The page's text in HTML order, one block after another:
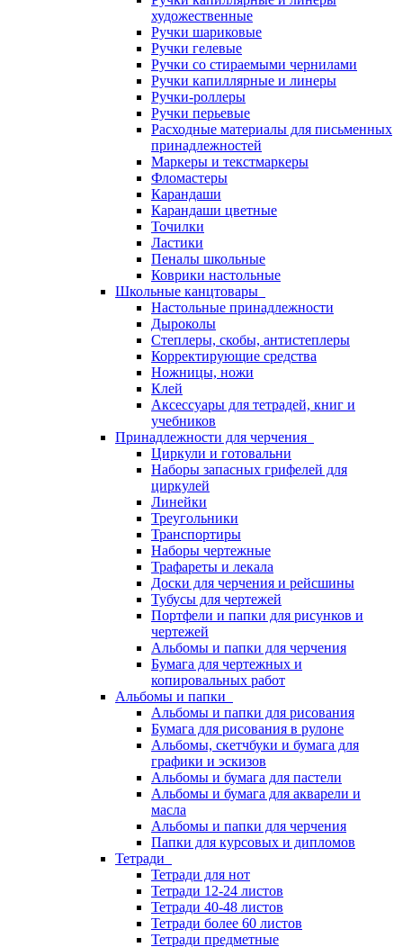
художественные
Ручки шариковые
Ручки гелевые
Ручки со стираемыми чернилами
Ручки капиллярные и линеры
Ручки-роллеры
Ручки перьевые
Расходные материалы для письменных
принадлежностей
Маркеры и текстмаркеры
Фломастеры
Карандаши
Карандаши цветные
Точилки
Ластики
Пеналы школьные
Коврики настольные
Школьные канцтовары
Настольные принадлежности
Дыроколы
Степлеры, скобы, антистеплеры
Корректирующие средства
Ножницы, ножи
Клей
Аксессуары для тетрадей, книг и
учебников
Принадлежности для черчения
Циркули и готовальни
Наборы запасных грифелей для
циркулей
Линейки
Треугольники
Транспортиры
Наборы чертежные
Трафареты и лекала
Доски для черчения и рейсшины
Тубусы для чертежей
Портфели и папки для рисунков и
чертежей
Альбомы и папки для черчения
Бумага для чертежных и
копировальных работ
Альбомы и папки
Альбомы и папки для рисования
Бумага для рисования в рулоне
Альбомы, скетчбуки и бумага для
графики и эскизов
Альбомы и бумага для пастели
Альбомы и бумага для акварели и
масла
Альбомы и папки для черчения
Папки для курсовых и дипломов
Тетради
Тетради для нот
Тетради 12-24 листов
Тетради 40-48 листов
Тетради более 60 листов
Тетради предметные